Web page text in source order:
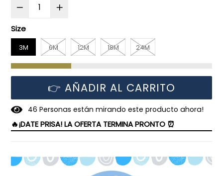
Size
3M 6M 12M 18M 24M
👉 AÑADIR AL CARRITO
46 Personas están mirando este producto ahora!
🔥¡DATE PRISA! LA OFERTA TERMINA PRONTO ⏰